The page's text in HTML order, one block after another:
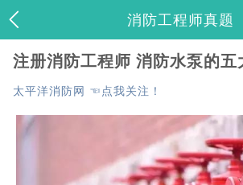
消防工程师真题
注册消防工程师 消防水泵的五
太平洋消防网 ☜点我关注！